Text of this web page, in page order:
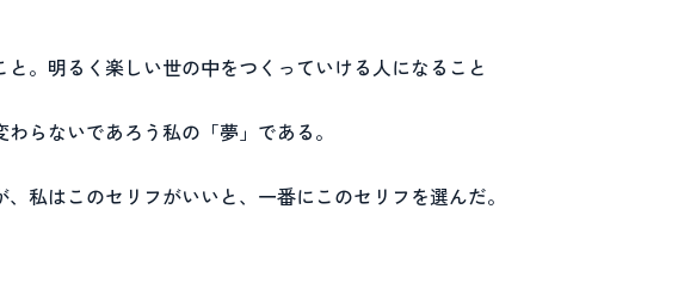
。明るく楽しい世の中をつくっていける人になること
らないであろう私の「夢」である。
私はこのセリフがいいと、一番にこのセリフを選んだ。